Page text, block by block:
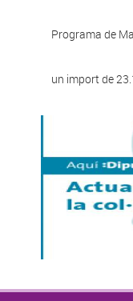
Programa de
un import de